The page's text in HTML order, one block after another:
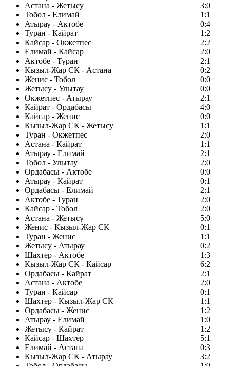
Астана - Жетысу
3:0
Тобол - Елимай
1:1
Атырау - Актобе
0:4
Туран - Кайрат
1:2
Кайсар - Окжетпес
2:2
Елимай - Кайсар
2:0
Актобе - Туран
2:1
Кызыл-Жар СК - Астана
0:2
Женис - Тобол
0:0
Жетысу - Улытау
0:0
Окжетпес - Атырау
2:1
Кайрат - Ордабасы
4:0
Кайсар - Женис
0:0
Кызыл-Жар СК - Жетысу
1:1
Туран - Окжетпес
2:0
Астана - Кайрат
1:1
Атырау - Елимай
2:1
Тобол - Улытау
2:0
Ордабасы - Актобе
0:0
Атырау - Кайрат
0:1
Ордабасы - Елимай
2:1
Актобе - Туран
2:0
Кайсар - Тобол
2:0
Астана - Жетысу
5:0
Женис - Кызыл-Жар СК
0:1
Туран - Женис
1:1
Жетысу - Атырау
0:2
Шахтер - Актобе
1:3
Кызыл-Жар СК - Кайсар
6:2
Ордабасы - Кайрат
2:1
Астана - Актобе
2:0
Туран - Кайсар
0:1
Шахтер - Кызыл-Жар СК
1:1
Ордабасы - Женис
1:2
Атырау - Елимай
1:0
Жетысу - Кайрат
1:2
Кайсар - Шахтер
5:1
Елимай - Астана
0:3
Кызыл-Жар СК - Атырау
3:2